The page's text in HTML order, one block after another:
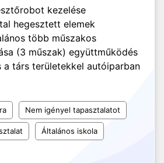
kezelése
hegesztett elemek
több műszakos
(3 műszak) együttműködés
a társ területekkel autóiparban
Nem igényel tapasztalatot
Általános iskola